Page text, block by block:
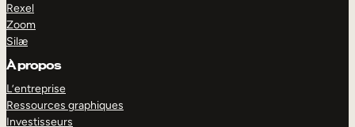
Rexel
Zoom
Silæ
À propos
L’entreprise
Ressources graphiques
Investisseurs